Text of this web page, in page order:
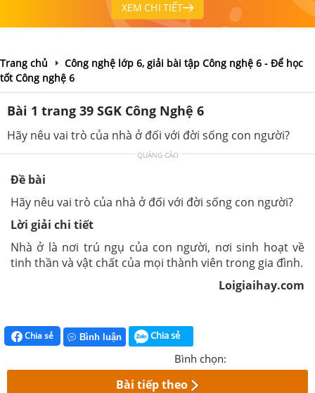
XEM CHI TIẾT
Trang chủ
Công nghệ lớp 6, giải bài tập Công nghệ 6 - Để học
tốt Công nghệ 6
Bài 1 trang 39 SGK Công Nghệ 6
Hãy nêu vai trò của nhà ở đối với đời sống con người?
QUẢNG CÁO
Đề bài
Hãy nêu vai trò của nhà ở đối với đời sống con người?
Lời giải chi tiết
Nhà ở là nơi trú ngụ của con người, nơi sinh hoạt về
tinh thần và vật chất của mọi thành viên trong gia đình.
Loigiaihay.com
Chia sẻ Bình luận Chia sẻ
Bình chọn:
Bài tiếp theo